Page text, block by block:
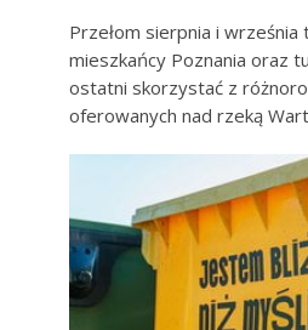
Przełom sierpnia i września
mieszkańcy Poznania oraz
ostatni skorzystać z
oferowanych nad rzeką